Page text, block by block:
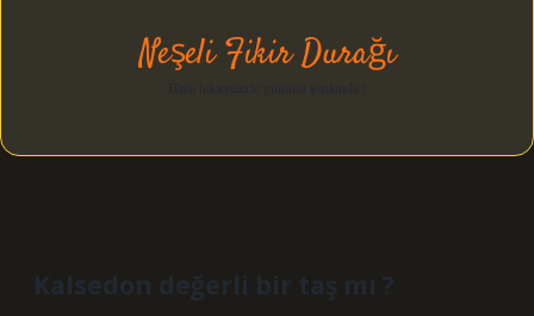
Neşeli Fikir Durağı
Kalsedon değerli bir taş mı ?